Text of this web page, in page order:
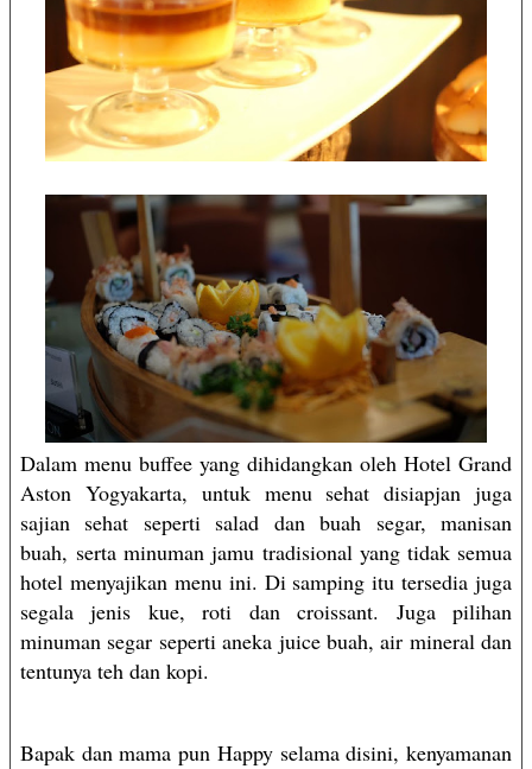
Dalam menu buffee yang dihidangkan oleh Hotel Grand
Aston Yogyakarta, untuk menu sehat disiapjan juga
sajian sehat seperti salad dan buah segar, manisan
buah, serta minuman jamu tradisional yang tidak semua
hotel menyajikan menu ini. Di samping itu tersedia juga
segala jenis kue, roti dan croissant. Juga pilihan
minuman segar seperti aneka juice buah, air mineral dan
tentunya teh dan kopi.
Bapak dan mama pun Happy selama disini, kenyamanan